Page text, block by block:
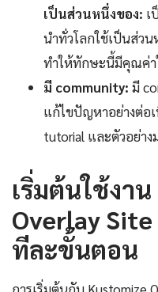
เป็นส่วนหนึ่งของ: เ
นำทั่วโลกใช้เป็นส่ว
ทำให้ทักษะนี้มีคุณค่า
มี community: มี
แก้ไขปัญหาอย่างต่อ
tutorial และตัวอย่าง
เริ่มต้นใช้งา
Overlay
ทีละขั้นตอน